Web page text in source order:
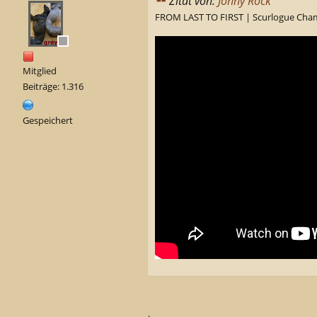
Mitglied
Beiträge: 1.316
Gespeichert
FROM LAST TO FIRST | Scurlogue
.